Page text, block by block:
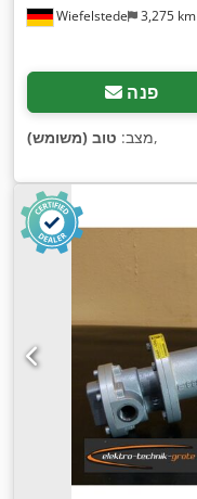
Wiefelstede 3,275 km
פנה
מצב: טוב (משומש) ,